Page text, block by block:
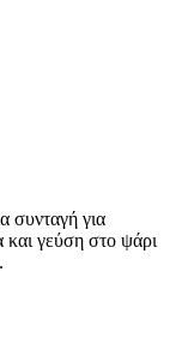
συνταγή για
και γεύση στο ψάρι